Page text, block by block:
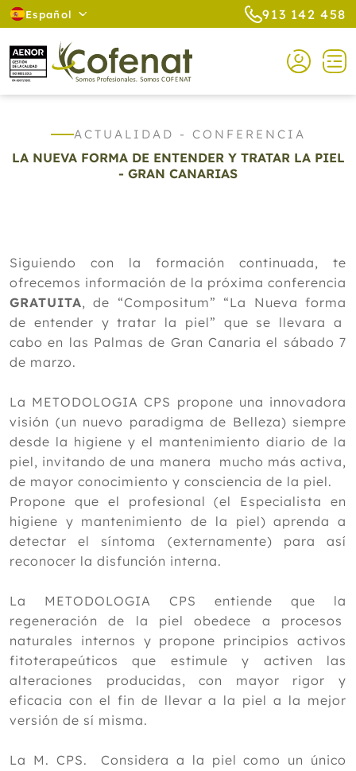
Español 913 142 458
ACTUALIDAD - CONFERENCIA
LA NUEVA FORMA DE ENTENDER Y TRATAR LA PIEL
- GRAN CANARIAS
Siguiendo con la formación continuada, te
ofrecemos información de la próxima conferencia
GRATUITA, de “Compositum” “La Nueva forma
de entender y tratar la piel” que se llevara a
cabo en las Palmas de Gran Canaria el sábado 7
de marzo.
La METODOLOGIA CPS propone una innovadora
visión (un nuevo paradigma de Belleza) siempre
desde la higiene y el mantenimiento diario de la
piel, invitando de una manera mucho más activa,
de mayor conocimiento y consciencia de la piel.
Propone que el profesional (el Especialista en
higiene y mantenimiento de la piel) aprenda a
detectar el síntoma (externamente) para así
reconocer la disfunción interna.
La METODOLOGIA CPS entiende que la
regeneración de la piel obedece a procesos
naturales internos y propone principios activos
fitoterapeúticos que estimule y activen las
alteraciones producidas, con mayor rigor y
eficacia con el fin de llevar a la piel a la mejor
versión de sí misma.
La M. CPS. Considera a la piel como un único